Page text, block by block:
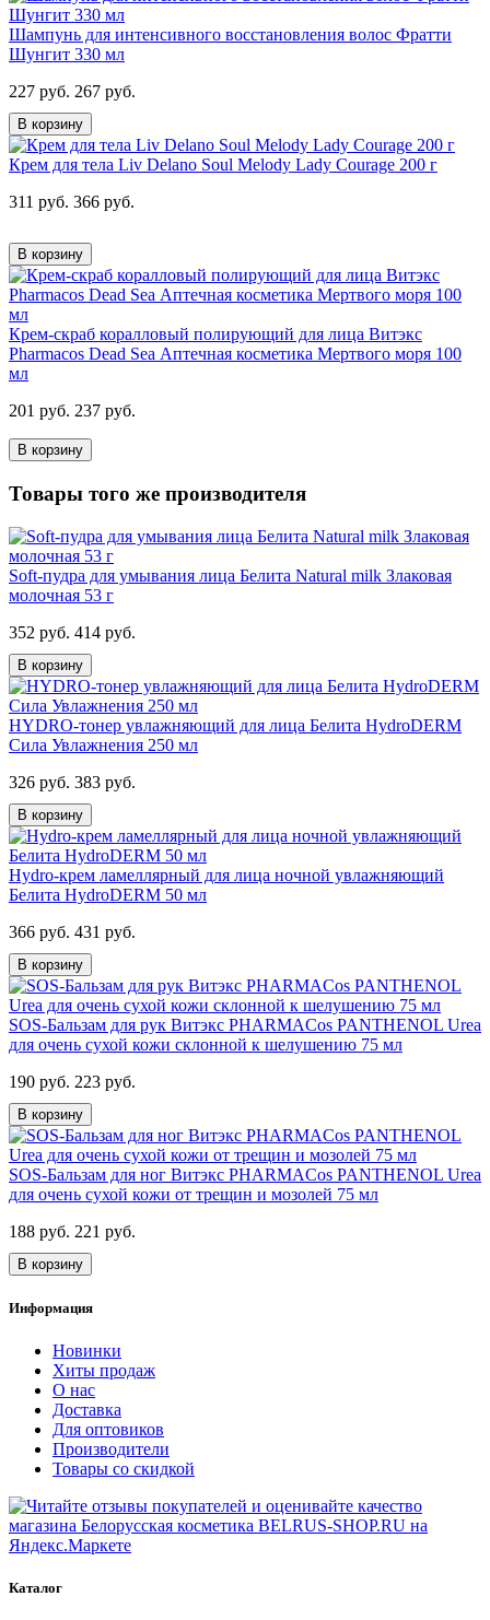
Шампунь для интенсивного восстановления волос Фратти
Шунгит 330 мл
227 руб. 267 руб.
В корзину
Крем для тела Liv Delano Soul Melody Lady Courage 200 г
311 руб. 366 руб.
В корзину
Крем-скраб коралловый полирующий для лица Витэкс
Pharmacos Dead Sea Аптечная косметика Мертвого моря 100
мл
201 руб. 237 руб.
В корзину
Товары того же производителя
Soft-пудра для умывания лица Белита Natural milk Злаковая
молочная 53 г
352 руб. 414 руб.
В корзину
HYDRO-тонер увлажняющий для лица Белита HydroDERM
Сила Увлажнения 250 мл
326 руб. 383 руб.
В корзину
Hydro-крем ламеллярный для лица ночной увлажняющий
Белита HydroDERM 50 мл
366 руб. 431 руб.
В корзину
SOS-Бальзам для рук Витэкс PHARMACos PANTHENOL Urea
для очень сухой кожи склонной к шелушению 75 мл
190 руб. 223 руб.
В корзину
SOS-Бальзам для ног Витэкс PHARMACos PANTHENOL Urea
для очень сухой кожи от трещин и мозолей 75 мл
188 руб. 221 руб.
В корзину
Информация
Новинки
Хиты продаж
О нас
Доставка
Для оптовиков
Производители
Товары со скидкой
Каталог